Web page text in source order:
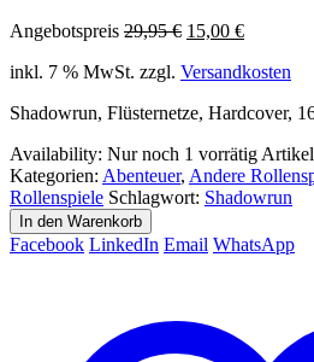
Angebotspreis 29,95€ Ursprünglicher
war:
15,00 €Aktueller
ist:
inkl. 7 % MwSt. zzgl. Versandkosten
Shadowrun, Flüsternetze, Hardcover,
Availability: Nur noch 1 vorrätig
Kategorien: Abenteuer, Andere
Rollenspiele Schlagwort: Shadowrun
In den Warenkorb
Facebook LinkedIn Email WhatsApp